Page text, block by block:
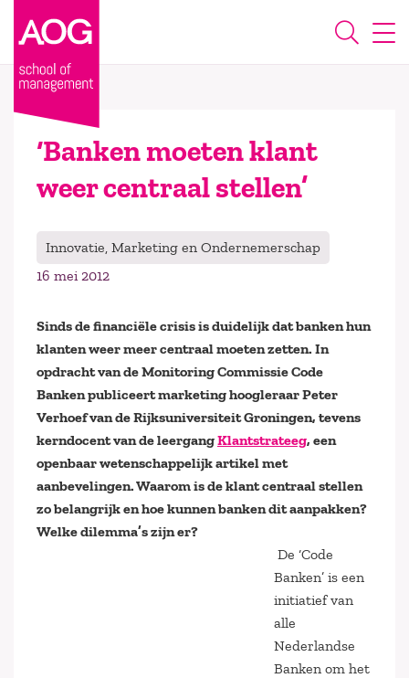
‘Banken moeten klant
weer centraal stellen’
Innovatie, Marketing en Ondernemerschap
16 mei 2012
Sinds de financiële crisis is duidelijk dat banken hun
klanten weer meer centraal moeten zetten. In
opdracht van de Monitoring Commissie Code
Banken publiceert marketing hoogleraar Peter
Verhoef van de Rijksuniversiteit Groningen, tevens
kerndocent van de leergangKlantstrateeg, een
openbaar wetenschappelijk artikel met
aanbevelingen. Waarom is de klant centraal stellen
zo belangrijk en hoe kunnen banken dit aanpakken?
Welke dilemma’s zijn er?
De ‘Code
Banken’ is een
initiatief van
alle
Nederlandse
Banken om het